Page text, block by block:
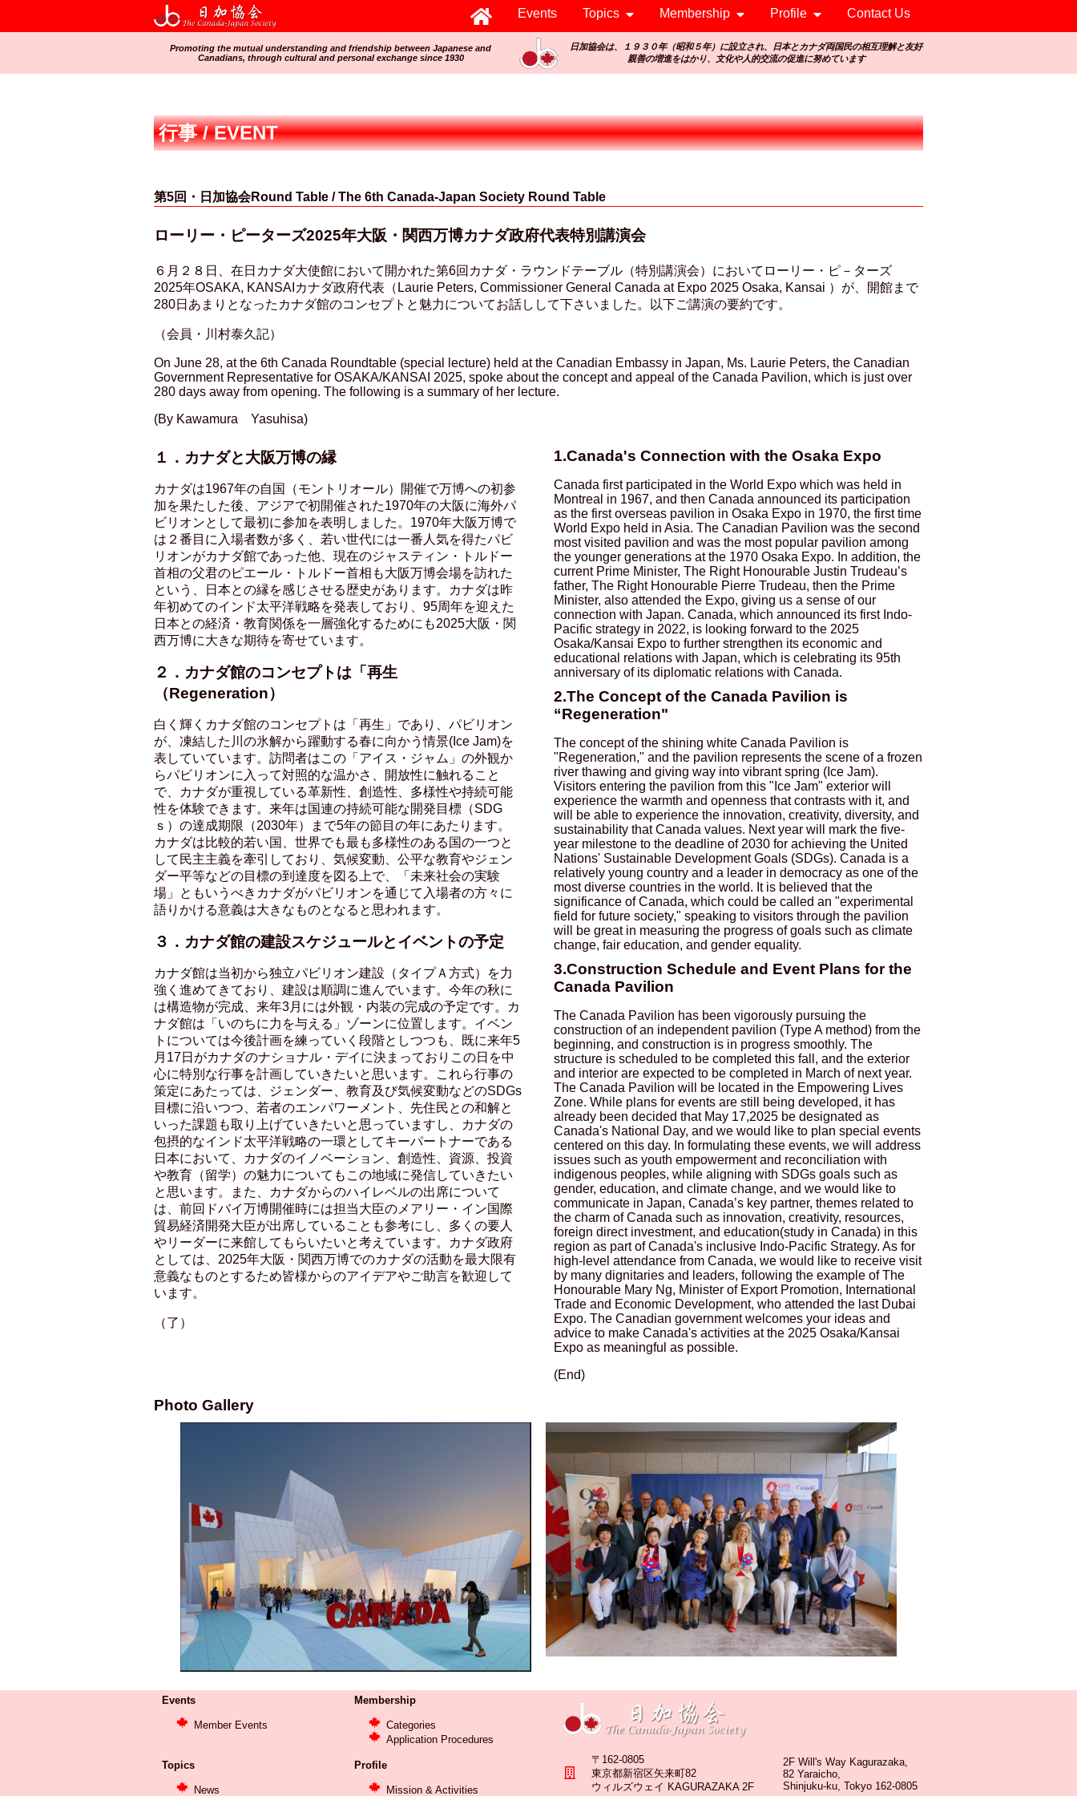
Events Topics Membership Profile Contact Us
Promoting the mutual understanding and friendship between Japanese and
Canadians, through cultural and personal exchange since 1930
日加協会は、１９３０年（昭和５年）に設立され、日本とカナダ両国民の相互理解と友好
親善の増進をはかり、文化や人的交流の促進に努めています
行事 / EVENT
第5回・日加協会Round Table / The 6th Canada-Japan Society Round Table
ローリー・ピーターズ2025年大阪・関西万博カナダ政府代表特別講演会
６月２８日、在日カナダ大使館において開かれた第6回カナダ・ラウンドテーブル（特別講演会）においてローリー・ピ－ターズ
2025年OSAKA, KANSAIカナダ政府代表（Laurie Peters, Commissioner General Canada at Expo 2025 Osaka, Kansai ）が、開館まで
280日あまりとなったカナダ館のコンセプトと魅力についてお話しして下さいました。以下ご講演の要約です。
（会員・川村泰久記）
On June 28, at the 6th Canada Roundtable (special lecture) held at the Canadian Embassy in Japan, Ms. Laurie Peters, the Canadian
Government Representative for OSAKA/KANSAI 2025, spoke about the concept and appeal of the Canada Pavilion, which is just over
280 days away from opening. The following is a summary of her lecture.
(By Kawamura Yasuhisa)
１．カナダと大阪万博の縁
カナダは1967年の自国（モントリオール）開催で万博への初参
加を果たした後、アジアで初開催された1970年の大阪に海外パ
ビリオンとして最初に参加を表明しました。1970年大阪万博で
は２番目に入場者数が多く、若い世代には一番人気を得たパビ
リオンがカナダ館であった他、現在のジャスティン・トルドー
首相の父君のピエール・トルドー首相も大阪万博会場を訪れた
という、日本との縁を感じさせる歴史があります。カナダは昨
年初めてのインド太平洋戦略を発表しており、95周年を迎えた
日本との経済・教育関係を一層強化するためにも2025大阪・関
西万博に大きな期待を寄せています。
２．カナダ館のコンセプトは「再生
（Regeneration）
白く輝くカナダ館のコンセプトは「再生」であり、パビリオン
が、凍結した川の氷解から躍動する春に向かう情景(Ice Jam)を
表していています。訪問者はこの「アイス・ジャム」の外観か
らパビリオンに入って対照的な温かさ、開放性に触れること
で、カナダが重視している革新性、創造性、多様性や持続可能
性を体験できます。来年は国連の持続可能な開発目標（SDG
ｓ）の達成期限（2030年）まで5年の節目の年にあたります。
カナダは比較的若い国、世界でも最も多様性のある国の一つと
して民主主義を牽引しており、気候変動、公平な教育やジェン
ダー平等などの目標の到達度を図る上で、「未来社会の実験
場」ともいうべきカナダがパビリオンを通じて入場者の方々に
語りかける意義は大きなものとなると思われます。
３．カナダ館の建設スケジュールとイベントの予定
カナダ館は当初から独立パビリオン建設（タイプＡ方式）を力
強く進めてきており、建設は順調に進んでいます。今年の秋に
は構造物が完成、来年3月には外観・内装の完成の予定です。カ
ナダ館は「いのちに力を与える」ゾーンに位置します。イベン
トについては今後計画を練っていく段階としつつも、既に来年5
月17日がカナダのナショナル・デイに決まっておりこの日を中
心に特別な行事を計画していきたいと思います。これら行事の
策定にあたっては、ジェンダー、教育及び気候変動などのSDGs
目標に沿いつつ、若者のエンパワーメント、先住民との和解と
いった課題も取り上げていきたいと思っていますし、カナダの
包摂的なインド太平洋戦略の一環としてキーパートナーである
日本において、カナダのイノベーション、創造性、資源、投資
や教育（留学）の魅力についてもこの地域に発信していきたい
と思います。また、カナダからのハイレベルの出席について
は、前回ドバイ万博開催時には担当大臣のメアリー・イン国際
貿易経済開発大臣が出席していることも参考にし、多くの要人
やリーダーに来館してもらいたいと考えています。カナダ政府
としては、2025年大阪・関西万博でのカナダの活動を最大限有
意義なものとするため皆様からのアイデアやご助言を歓迎して
います。
（了）
1.Canada's Connection with the Osaka Expo
Canada first participated in the World Expo which was held in
Montreal in 1967, and then Canada announced its participation
as the first overseas pavilion in Osaka Expo in 1970, the first time
World Expo held in Asia. The Canadian Pavilion was the second
most visited pavilion and was the most popular pavilion among
the younger generations at the 1970 Osaka Expo. In addition, the
current Prime Minister, The Right Honourable Justin Trudeau’s
father, The Right Honourable Pierre Trudeau, then the Prime
Minister, also attended the Expo, giving us a sense of our
connection with Japan. Canada, which announced its first Indo-
Pacific strategy in 2022, is looking forward to the 2025
Osaka/Kansai Expo to further strengthen its economic and
educational relations with Japan, which is celebrating its 95th
anniversary of its diplomatic relations with Canada.
2.The Concept of the Canada Pavilion is
“Regeneration"
The concept of the shining white Canada Pavilion is
"Regeneration," and the pavilion represents the scene of a frozen
river thawing and giving way into vibrant spring (Ice Jam).
Visitors entering the pavilion from this "Ice Jam" exterior will
experience the warmth and openness that contrasts with it, and
will be able to experience the innovation, creativity, diversity, and
sustainability that Canada values. Next year will mark the five-
year milestone to the deadline of 2030 for achieving the United
Nations' Sustainable Development Goals (SDGs). Canada is a
relatively young country and a leader in democracy as one of the
most diverse countries in the world. It is believed that the
significance of Canada, which could be called an "experimental
field for future society," speaking to visitors through the pavilion
will be great in measuring the progress of goals such as climate
change, fair education, and gender equality.
3.Construction Schedule and Event Plans for the
Canada Pavilion
The Canada Pavilion has been vigorously pursuing the
construction of an independent pavilion (Type A method) from the
beginning, and construction is in progress smoothly. The
structure is scheduled to be completed this fall, and the exterior
and interior are expected to be completed in March of next year.
The Canada Pavilion will be located in the Empowering Lives
Zone. While plans for events are still being developed, it has
already been decided that May 17,2025 be designated as
Canada's National Day, and we would like to plan special events
centered on this day. In formulating these events, we will address
issues such as youth empowerment and reconciliation with
indigenous peoples, while aligning with SDGs goals such as
gender, education, and climate change, and we would like to
communicate in Japan, Canada’s key partner, themes related to
the charm of Canada such as innovation, creativity, resources,
foreign direct investment, and education(study in Canada) in this
region as part of Canada's inclusive Indo-Pacific Strategy. As for
high-level attendance from Canada, we would like to receive visit
by many dignitaries and leaders, following the example of The
Honourable Mary Ng, Minister of Export Promotion, International
Trade and Economic Development, who attended the last Dubai
Expo. The Canadian government welcomes your ideas and
advice to make Canada's activities at the 2025 Osaka/Kansai
Expo as meaningful as possible.
(End)
Photo Gallery
Events
Member Events
Membership
Categories
Application Procedures
Topics
News
Profile
Mission & Activities
〒162-0805
東京都新宿区矢来町82
ウィルズウェイ KAGURAZAKA 2F
2F Will's Way Kagurazaka,
82 Yaraicho,
Shinjuku-ku, Tokyo 162-0805